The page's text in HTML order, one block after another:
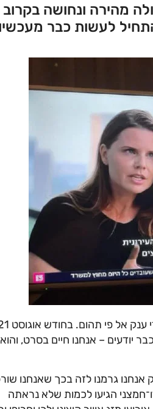
מהירה ונחושה
לעשות כבר
יודעים – אנחנו חיים בסרט,
אנחנו גרמנו לזה בכך שאנחנו
הגיעו לכמות שלא נראתה